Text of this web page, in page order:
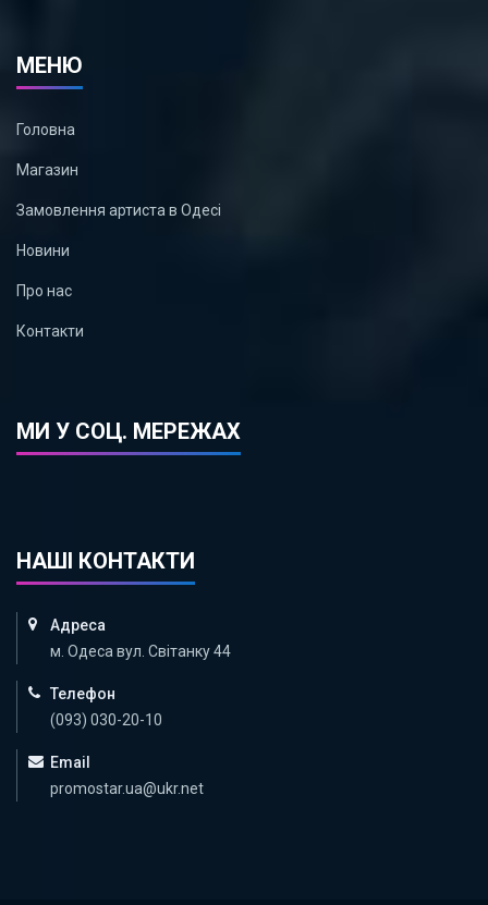
МЕНЮ
Головна
Магазин
Замовлення артиста в Одесі
Новини
Про нас
Контакти
МИ У СОЦ. МЕРЕЖАХ
НАШІ КОНТАКТИ
Адреса
м. Одеса вул. Світанку 44
Телефон
(093) 030-20-10
Email
promostar.ua@ukr.net